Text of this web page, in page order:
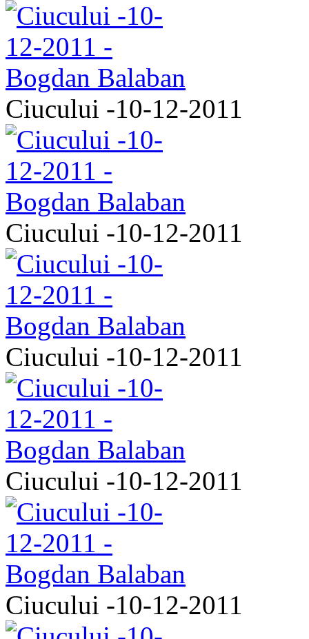
Ciucului -10-12-2011
Ciucului -10-12-2011
Ciucului -10-12-2011
Ciucului -10-12-2011
Ciucului -10-12-2011